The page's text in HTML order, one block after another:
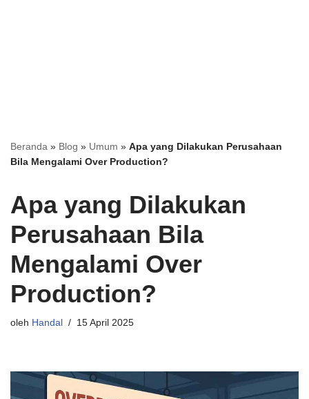
Beranda » Blog » Umum » Apa yang Dilakukan Perusahaan
Bila Mengalami Over Production?
Apa yang Dilakukan
Perusahaan Bila
Mengalami Over
Production?
oleh Handal 15 April 2025